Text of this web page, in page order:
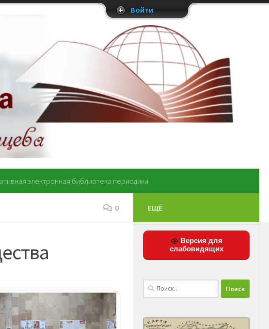
электронная библиотека периодики
0 ЕЩЁ
Версия для
слабовидящих
Найти:
Войти